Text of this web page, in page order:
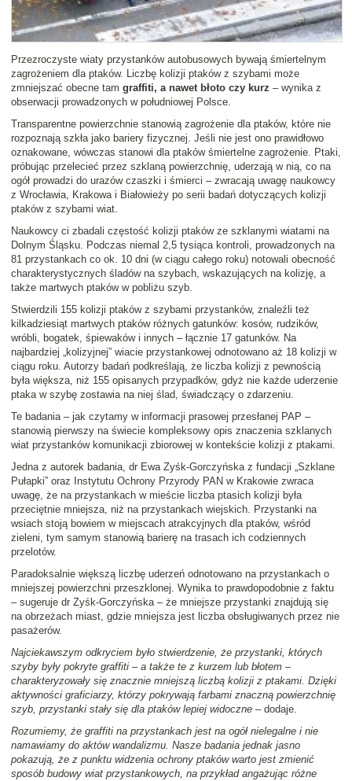
Przezroczyste wiaty przystanków autobusowych bywają śmiertelnym
zagrożeniem dla ptaków. Liczbę kolizji ptaków z szybami może
zmniejszać obecne tam graffiti, a nawet błoto czy kurz – wynika z
obserwacji prowadzonych w południowej Polsce.
Transparentne powierzchnie stanowią zagrożenie dla ptaków, które nie
rozpoznają szkła jako bariery fizycznej. Jeśli nie jest ono prawidłowo
oznakowane, wówczas stanowi dla ptaków śmiertelne zagrożenie. Ptaki,
próbując przelecieć przez szklaną powierzchnię, uderzają w nią, co na
ogół prowadzi do urazów czaszki i śmierci – zwracają uwagę naukowcy
z Wrocławia, Krakowa i Białowieży po serii badań dotyczących kolizji
ptaków z szybami wiat.
Naukowcy ci zbadali częstość kolizji ptaków ze szklanymi wiatami na
Dolnym Śląsku. Podczas niemal 2,5 tysiąca kontroli, prowadzonych na
81 przystankach co ok. 10 dni (w ciągu całego roku) notowali obecność
charakterystycznych śladów na szybach, wskazujących na kolizję, a
także martwych ptaków w pobliżu szyb.
Stwierdzili 155 kolizji ptaków z szybami przystanków, znaleźli też
kilkadziesiąt martwych ptaków różnych gatunków: kosów, rudzików,
wróbli, bogatek, śpiewaków i innych – łącznie 17 gatunków. Na
najbardziej „kolizyjnej” wiacie przystankowej odnotowano aż 18 kolizji w
ciągu roku. Autorzy badań podkreślają, że liczba kolizji z pewnością
była większa, niż 155 opisanych przypadków, gdyż nie każde uderzenie
ptaka w szybę zostawia na niej ślad, świadczący o zdarzeniu.
Te badania – jak czytamy w informacji prasowej przesłanej PAP –
stanowią pierwszy na świecie kompleksowy opis znaczenia szklanych
wiat przystanków komunikacji zbiorowej w kontekście kolizji z ptakami.
Jedna z autorek badania, dr Ewa Zyśk-Gorczyńska z fundacji „Szklane
Pułapki” oraz Instytutu Ochrony Przyrody PAN w Krakowie zwraca
uwagę, że na przystankach w mieście liczba ptasich kolizji była
przeciętnie mniejsza, niż na przystankach wiejskich. Przystanki na
wsiach stoją bowiem w miejscach atrakcyjnych dla ptaków, wśród
zieleni, tym samym stanowią barierę na trasach ich codziennych
przelotów.
Paradoksalnie większą liczbę uderzeń odnotowano na przystankach o
mniejszej powierzchni przeszklonej. Wynika to prawdopodobnie z faktu
– sugeruje dr Zyśk-Gorczyńska – że mniejsze przystanki znajdują się
na obrzeżach miast, gdzie mniejsza jest liczba obsługiwanych przez nie
pasażerów.
Najciekawszym odkryciem było stwierdzenie, że przystanki, których
szyby były pokryte graffiti – a także te z kurzem lub błotem –
charakteryzowały się znacznie mniejszą liczbą kolizji z ptakami. Dzięki
aktywności graficiarzy, którzy pokrywają farbami znaczną powierzchnię
szyb, przystanki stały się dla ptaków lepiej widoczne – dodaje.
Rozumiemy, że graffiti na przystankach jest na ogół nielegalne i nie
namawiamy do aktów wandalizmu. Nasze badania jednak jasno
pokazują, że z punktu widzenia ochrony ptaków warto jest zmienić
sposób budowy wiat przystankowych, na przykład angażując różne